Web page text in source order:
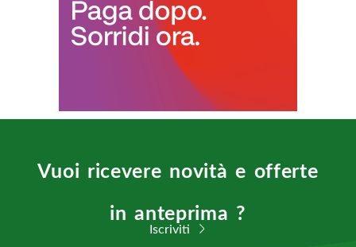
Vuoi ricevere novità e offerte
in anteprima ?
Iscriviti